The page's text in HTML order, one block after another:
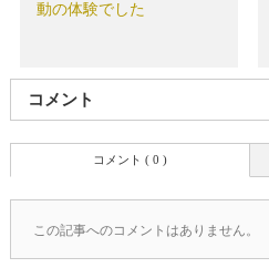
動の体験でした
コメント
コメント ( 0 )
この記事へのコメントはありません。